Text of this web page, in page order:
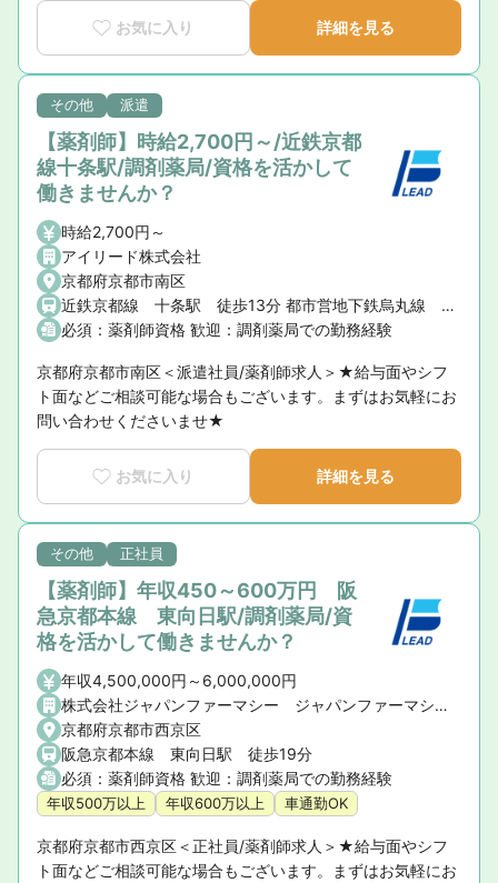
お気に入り 詳細を見る
その他 派遣
【薬剤師】時給2,700円～/近鉄京都
線十条駅/調剤薬局/資格を活かして
働きませんか？
時給2,700円～
アイリード株式会社
京都府京都市南区
近鉄京都線 十条駅 徒歩13分 都市営地下鉄烏丸線 十条駅 徒歩13分
必須：薬剤師資格 歓迎：調剤薬局での勤務経験
京都府京都市南区＜派遣社員/薬剤師求人＞★給与面やシフ
ト面などご相談可能な場合もございます。まずはお気軽にお
問い合わせくださいませ★
お気に入り 詳細を見る
その他 正社員
【薬剤師】年収450～600万円 阪
急京都本線 東向日駅/調剤薬局/資
格を活かして働きませんか？
年収4,500,000円～6,000,000円
株式会社ジャパンファーマシー ジャパンファーマシー薬局 大原野店
京都府京都市西京区
阪急京都本線 東向日駅 徒歩19分
必須：薬剤師資格 歓迎：調剤薬局での勤務経験
年収500万以上 年収600万以上 車通勤OK
京都府京都市西京区＜正社員/薬剤師求人＞★給与面やシフ
ト面などご相談可能な場合もございます。まずはお気軽にお